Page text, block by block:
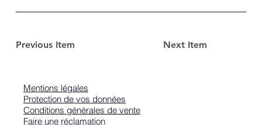
Previous Item Next Item
Mentions légales
Protection de vos données
Conditions générales de vente
Faire une réclamation